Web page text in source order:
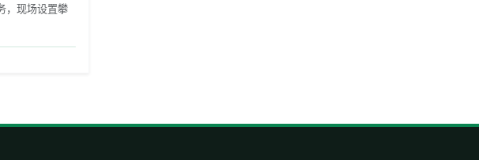
，现场设置攀